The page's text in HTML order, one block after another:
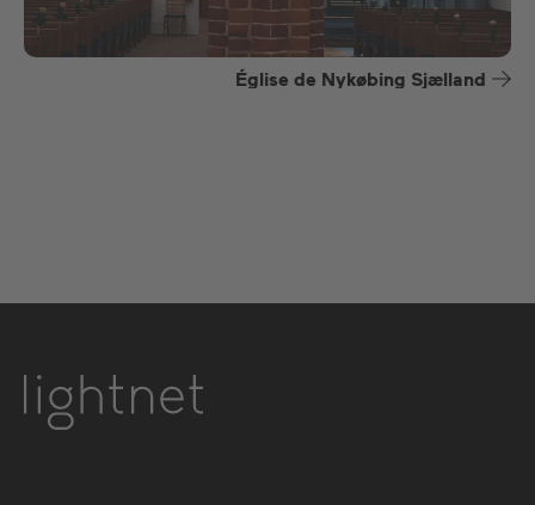
Église de Nykøbing Sjælland